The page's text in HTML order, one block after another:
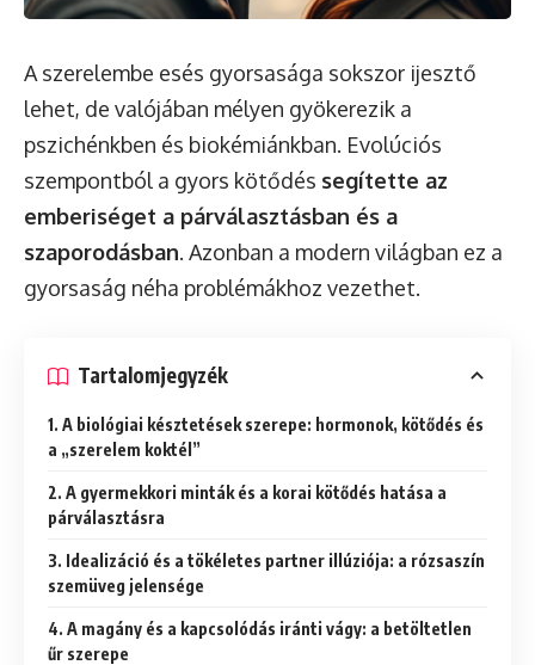
A szerelembe esés gyorsasága sokszor ijesztő
lehet, de valójában mélyen gyökerezik a
pszichénkben és biokémiánkban. Evolúciós
szempontból a gyors kötődés segítette az
emberiséget a párválasztásban és a
szaporodásban. Azonban a modern világban ez a
gyorsaság néha problémákhoz vezethet.
Tartalomjegyzék
1. A biológiai késztetések szerepe: hormonok, kötődés és
a „szerelem koktél”
2. A gyermekkori minták és a korai kötődés hatása a
párválasztásra
3. Idealizáció és a tökéletes partner illúziója: a rózsaszín
szemüveg jelensége
4. A magány és a kapcsolódás iránti vágy: a betöltetlen
űr szerepe